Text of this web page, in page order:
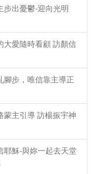
步出憂鬱-迎向光明
大愛隨時看顧 訪顏信
腳步，唯信靠主導正
蒙主引導 訪楊振宇神
耶穌-與妳一起去天堂